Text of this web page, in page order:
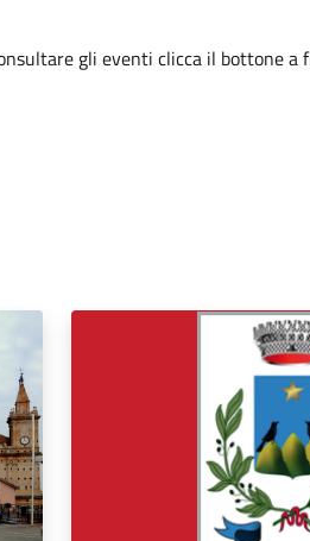
gli eventi clicca il bottone a